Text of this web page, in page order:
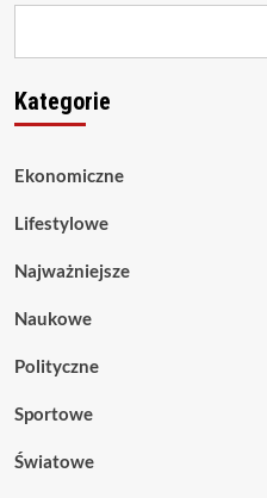
Kategorie
Ekonomiczne
Lifestylowe
Najważniejsze
Naukowe
Polityczne
Sportowe
Światowe